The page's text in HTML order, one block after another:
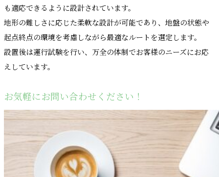
も適応できるように設計されています。
地形の難しさに応じた柔軟な設計が可能であり、地盤の状態や
起点終点の環境を考慮しながら最適なルートを選定します。
設置後は運行試験を行い、万全の体制でお客様のニーズにお応
えしています。
お気軽にお問い合わせください！